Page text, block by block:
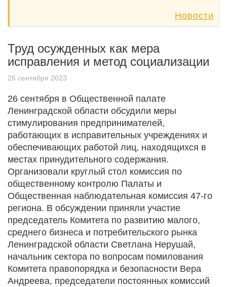
Новости
Труд осужденных как мера
исправления и метод социализации
26 сентября 2023
26 сентября в Общественной палате
Ленинградской области обсудили меры
стимулирования предпринимателей,
работающих в исправительных учреждениях и
обеспечивающих работой лиц, находящихся в
местах принудительного содержания.
Организовали круглый стол комиссия по
общественному контролю Палаты и
Общественная наблюдательная комиссия 47-го
региона. В обсуждении приняли участие
председатель Комитета по развитию малого,
среднего бизнеса и потребительского рынка
Ленинградской области Светлана Нерушай,
начальник сектора по вопросам помилования
Комитета правопорядка и безопасности Вера
Андреева, председатели постоянных комиссий